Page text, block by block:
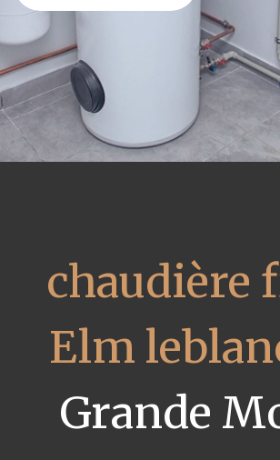
chaudière
Elm
Grande